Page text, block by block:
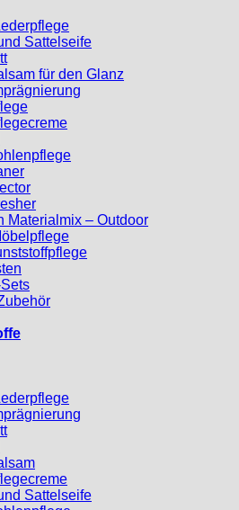
Sattelseife
für den Glanz
Materialmix – Outdoor
Sattelseife